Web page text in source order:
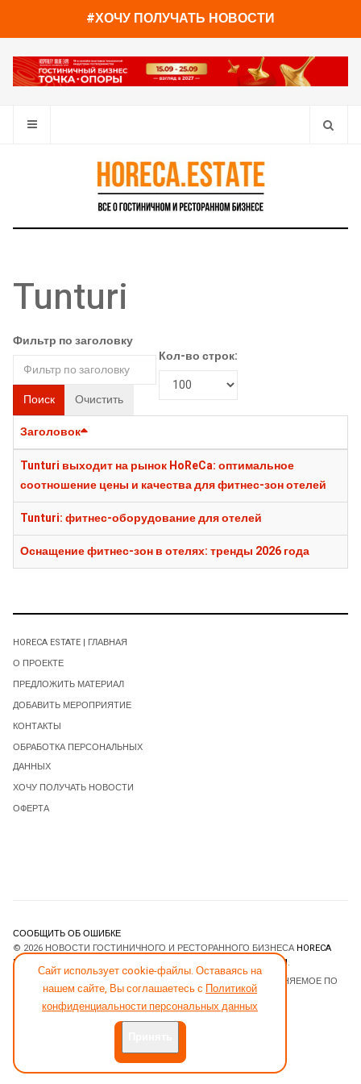
#ХОЧУ ПОЛУЧАТЬ НОВОСТИ
Tunturi
Фильтр по заголовку
Поиск Очистить
Кол-во строк:
Заголовок
Tunturi выходит на рынок HoReCa: оптимальное
соотношение цены и качества для фитнес-зон отелей
Tunturi: фитнес-оборудование для отелей
Оснащение фитнес-зон в отелях: тренды 2026 года
Сайт использует cookie-файлы. Оставаясь на
нашем сайте, Вы соглашаетесь с Политикой
конфиденциальности персональных данных
HORECA ESTATE | ГЛАВНАЯ
О ПРОЕКТЕ
ПРЕДЛОЖИТЬ МАТЕРИАЛ
ДОБАВИТЬ МЕРОПРИЯТИЕ
КОНТАКТЫ
ОБРАБОТКА ПЕРСОНАЛЬНЫХ
ДАННЫХ
ХОЧУ ПОЛУЧАТЬ НОВОСТИ
ОФЕРТА
СООБЩИТЬ ОБ ОШИБКЕ
© 2026 НОВОСТИ ГОСТИНИЧНОГО И РЕСТОРАННОГО БИЗНЕСА HORECA
ESTATE
JOOMLART.COM.
- ПРОГРАММНОЕ ОБЕСПЕЧЕНИЕ, РАСПРОСТРАНЯЕМОЕ ПО
ЛИЦЕНЗИИGNU GENERAL PUBLIC LICENSE